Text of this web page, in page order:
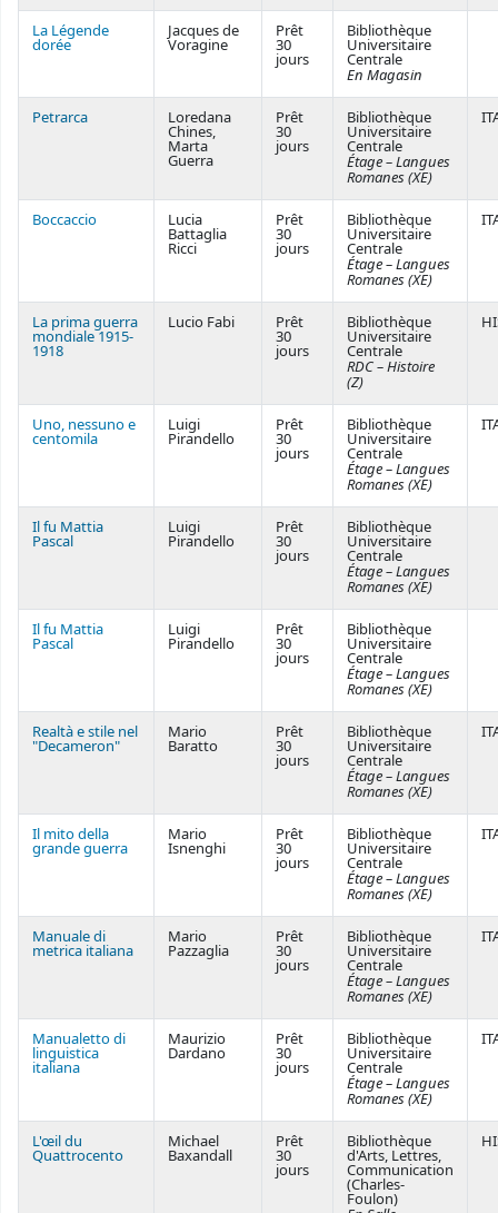
La Légende
dorée
Jacques de
Voragine
Prêt
30
jours
Bibliothèque
Universitaire
Centrale
En Magasin
Petrarca Loredana
Chines,
Marta
Guerra
Prêt
30
jours
Bibliothèque
Universitaire
Centrale
Étage – Langues
Romanes (XE)
Boccaccio Lucia
Battaglia
Ricci
Prêt
30
jours
Bibliothèque
Universitaire
Centrale
Étage – Langues
Romanes (XE)
La prima guerra
mondiale 1915-
1918
Lucio Fabi Prêt
30
jours
Bibliothèque
Universitaire
Centrale
RDC – Histoire
(Z)
Uno, nessuno e
centomila
Luigi
Pirandello
Prêt
30
jours
Bibliothèque
Universitaire
Centrale
Étage – Langues
Romanes (XE)
Il fu Mattia
Pascal
Luigi
Pirandello
Prêt
30
jours
Bibliothèque
Universitaire
Centrale
Étage – Langues
Romanes (XE)
Il fu Mattia
Pascal
Luigi
Pirandello
Prêt
30
jours
Bibliothèque
Universitaire
Centrale
Étage – Langues
Romanes (XE)
Realtà e stile nel
"Decameron"
Mario
Baratto
Prêt
30
jours
Bibliothèque
Universitaire
Centrale
Étage – Langues
Romanes (XE)
Il mito della
grande guerra
Mario
Isnenghi
Prêt
30
jours
Bibliothèque
Universitaire
Centrale
Étage – Langues
Romanes (XE)
Manuale di
metrica italiana
Mario
Pazzaglia
Prêt
30
jours
Bibliothèque
Universitaire
Centrale
Étage – Langues
Romanes (XE)
Manualetto di
linguistica
italiana
Maurizio
Dardano
Prêt
30
jours
Bibliothèque
Universitaire
Centrale
Étage – Langues
Romanes (XE)
L'œil du
Quattrocento
Michael
Baxandall
Prêt
30
jours
Bibliothèque
d'Arts, Lettres,
Communication
(Charles-
Foulon)